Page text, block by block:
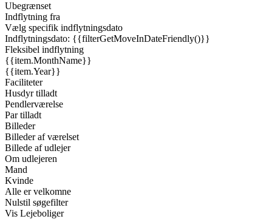
Ubegrænset
Indflytning fra
Vælg specifik indflytningsdato
Indflytningsdato: {{filterGetMoveInDateFriendly()}}
Fleksibel indflytning
{{item.MonthName}}
{{item.Year}}
Faciliteter
Husdyr tilladt
Pendlerværelse
Par tilladt
Billeder
Billeder af værelset
Billede af udlejer
Om udlejeren
Mand
Kvinde
Alle er velkomne
Nulstil søgefilter
Vis Lejeboliger